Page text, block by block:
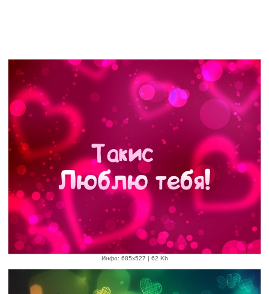
Инфо: 685х527 | 62 Kb